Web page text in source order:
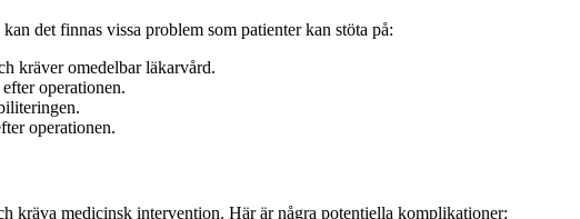
det finnas vissa problem som patienter kan stöta på:
kräver omedelbar läkarvård.
operationen.
operationen.
kräva medicinsk intervention. Här är några potentiella komplikationer: